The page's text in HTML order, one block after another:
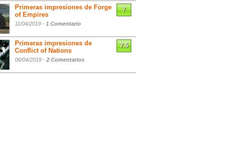
Primeras impresiones de Forge
of Empires
11/04/2019 - 1 Comentario
7
Primeras impresiones de
Conflict of Nations
06/04/2019 - 2 Comentarios
7.5